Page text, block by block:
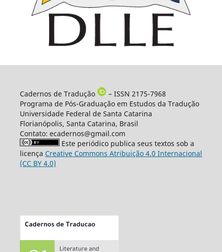
Cadernos de Tradução
– ISSN 2175-7968
Programa de Pós-Graduação em Estudos da Tradução
Universidade Federal de Santa Catarina
Florianópolis, Santa Catarina, Brasil
Contato: ecadernos@gmail.com
Este periódico publica seus textos sob a
licença Creative Commons Atribuição 4.0 Internacional
(CC BY 4.0)